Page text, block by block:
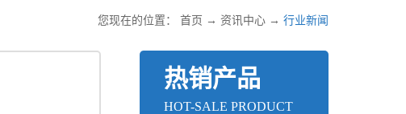
您现在的位置： 首页 → 资讯中心 → 行业新闻
热销产品
HOT-SALE PRODUCT